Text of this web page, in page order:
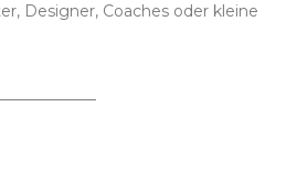
Designer, Coaches oder kleine